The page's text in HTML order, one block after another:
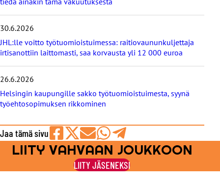
t
30.6.2026
JHL:lle voitto työtuomioistuimessa: raitiovaununkuljettaja
irtisanottiin laittomasti, saa korvausta yli 12 000 euroa
26.6.2026
Helsingin kaupungille sakko työtuomioistuimesta, syynä
työehtosopimuksen rikkominen
Jaa tämä sivu
Jaa
Facebookissa
Jaa
viestipalvelu
X:ssä
Jaa
sähköpostilla
Jaa
WhatsAppilla
Jaa
Telegramilla
LIITY VAHVAAN JOUKKOON
LIITY JÄSENEKSI